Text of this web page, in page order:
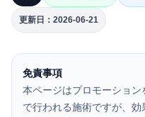
更新日：2026-06-21
免責事項
本ページはプロモーショ
で行われる施術ですが、